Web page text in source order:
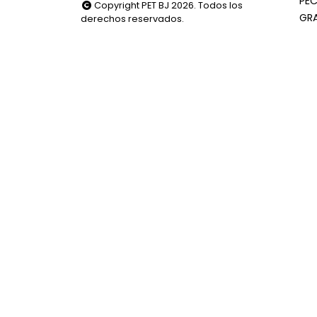
Copyright PET BJ 2026. Todos los
derechos reservados.